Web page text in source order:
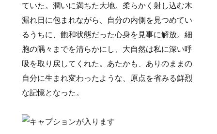
ていた。潤いに満ちた大地。柔らかく射し込む木
漏れ日に包まれながら、自分の内側を見つめてい
るうちに、飽和状態だった心身を見事に解放。細
胞の隅々までを清らかにし、大自然は私に深い呼
吸を取り戻してくれた。あたかも、ありのままの
自分に生まれ変わったような、原点を省みる鮮烈
な記憶となった。